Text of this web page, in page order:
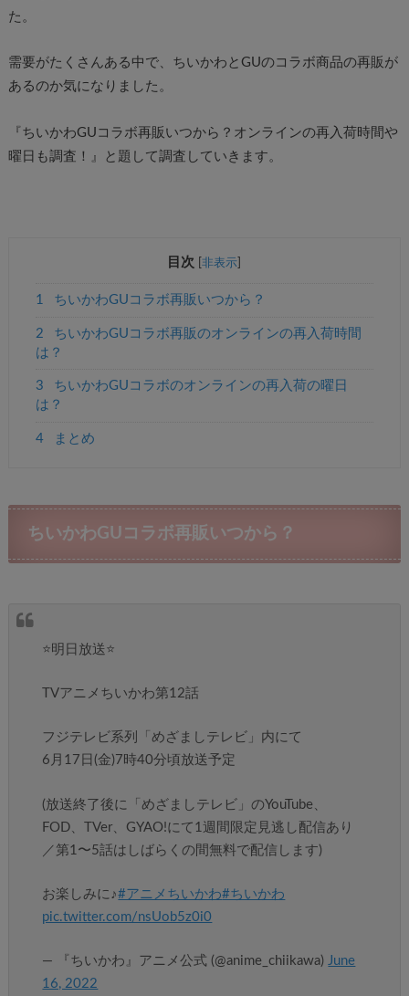
た。
需要がたくさんある中で、ちいかわとGUのコラボ商品の再販が
あるのか気になりました。
『ちいかわGUコラボ再販いつから？オンラインの再入荷時間や
曜日も調査！』と題して調査していきます。
目次 [非表示
1 ちいかわGUコラボ再販いつから？
2
ちいかわGUコラボ再販のオンラインの再入荷時間
は？
3
ちいかわGUコラボのオンラインの再入荷の曜日
は？
4 まとめ
ちいかわGUコラボ再販いつから？
⭐️明日放送⭐️
TVアニメちいかわ第12話
フジテレビ系列「めざましテレビ」内にて
6月17日(金)7時40分頃放送予定
(放送終了後に「めざましテレビ」のYouTube、
FOD、TVer、GYAO!にて1週間限定見逃し配信あり
／第1〜5話はしばらくの間無料で配信します)
お楽しみに♪#アニメちいかわ#ちいかわ
pic.twitter.com/nsUob5z0i0
— 『ちいかわ』アニメ公式 (@anime_chiikawa)June
16, 2022